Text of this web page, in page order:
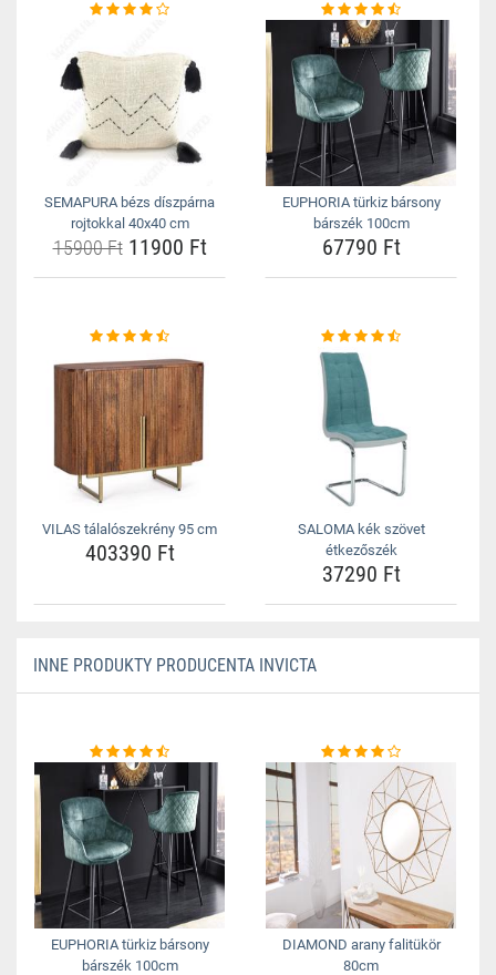
SEMAPURA bézs díszpárna
rojtokkal 40x40 cm
15900 Ft11900 Ft
EUPHORIA türkiz bársony
bárszék 100cm
67790 Ft
VILAS tálalószekrény 95 cm
403390 Ft
SALOMA kék szövet
étkezőszék
37290 Ft
INNE PRODUKTY PRODUCENTA INVICTA
EUPHORIA türkiz bársony
bárszék 100cm
DIAMOND arany falitükör
80cm